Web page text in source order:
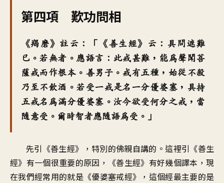
第四項 歎功問相
《羯磨》註云：「《善生經》云：具問遮難
已。若無者。應語言：此戒甚難，能為聲聞菩
薩戒而作根本。善男子。戒有五種，始從不殺
乃至不飲酒。若受一戒是名一分優婆塞，具持
五戒名為滿分優婆塞。汝今欲受何分之戒，當
隨意受。爾時智者應隨語為受。」
先引《善生經》，特別的佛親自講的。這裡引《善生
經》有一個很重要的原因，《善生經》有好幾個譯本，現
在我們經常用的就是《優婆塞戒經》，這個經最主要的是